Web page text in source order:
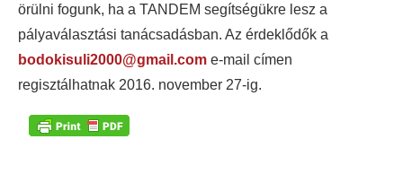
örülni fogunk, ha a TANDEM segítségükre lesz a
pályaválasztási tanácsadásban. Az érdeklődők a
bodokisuli2000@gmail.com e-mail címen
regisztálhatnak 2016. november 27-ig.